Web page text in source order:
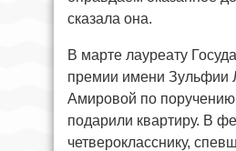
сказала она.
В марте лауреату
премии имени Зульфии
Амировой по поручению
подарили квартиру. В
четверокласснику,